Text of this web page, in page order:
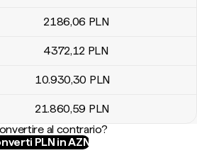
2186,06 PLN
4372,12 PLN
10.930,30 PLN
21.860,59 PLN
al contrario?
PLN in AZN